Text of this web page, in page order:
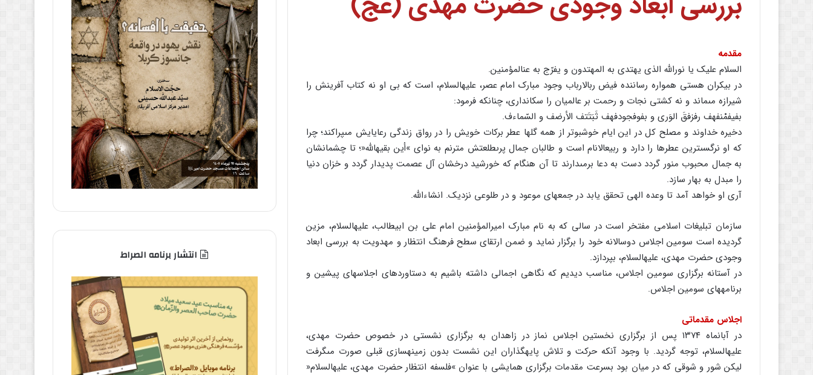
مقدمه
السلام علیک یا نوراللَّه الذى یهتدى به المهتدون و یفرّج به عن‏المؤمنین.
در بیکران هستى همواره رساننده فیض رب‏الارباب وجود مبارک امام عصر، علیه‏السلام، است که بى او نه کتاب آفرینش را
شیرازه مى‏ماند و نه کشتى نجات و رحمت بر عالمیان را سکاندارى، چنانکه فرمود:
بفیفمْنفهف رفزفقَ الوَرى و بفوفجودفهف ثَبَتَتف الأرضف و السّماءف.
دخیره خداوند و مصلح کل در این ایام خوشبوتر از همه گلها عطر برکات خویش را در رواق زندگى رعایایش مى‏پراکند؛ چرا
که او نرگسى‏ترین عطرها را دارد و ربیع‏الانام است و طالبان جمال پرى‏طلعتش مترنم به نواى »أین بقیهاللَّه«؛ تا چشمانشان
به جمال محبوب منور گردد دست به دعا برمى‏دارند تا آن هنگام که خورشید درخشان آل عصمت پدیدار گردد و خزان دنیا
را مبدل به بهار سازد.
آرى او خواهد آمد تا وعده الهى تحقق یابد در جمعه‏اى موعود و در طلوعى نزدیک. ان‏شاءاللَّه.
سازمان تبلیغات اسلامى مفتخر است در سالى که به نام مبارک امیرالمؤمنین امام على بن ابیطالب، علیه‏السلام، مزین
گردیده است سومین اجلاس دوسالانه خود را برگزار نماید و ضمن ارتقاى سطح فرهنگ انتظار و مهدویت به بررسى ابعاد
وجودى حضرت مهدى، علیه‏السلام، بپردازد.
در آستانه برگزارى سومین اجلاس، مناسب دیدیم که نگاهى اجمالى داشته باشیم به دستاوردهاى اجلاسهاى پیشین و
برنامه‏هاى سومین اجلاس.
اجلاس مقدماتى
در آبانماه ۱۳۷۴ پس از برگزارى نخستین اجلاس نماز در زاهدان به برگزارى نشستى در خصوص حضرت مهدى،
علیه‏السلام، توجه گردید. با وجود آنکه حرکت و تلاش پایه‏گذاران این نشست بدون زمینه‏سازى قبلى صورت مى‏گرفت
لیکن شور و شوقى که در میان بود بسرعت مقدمات برگزارى همایشى با عنوان »فلسفه انتظار حضرت مهدى، علیه‏السلام«
انتشار برنامه الصراط